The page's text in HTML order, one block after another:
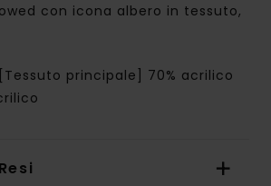
con icona albero in tessuto,
[Tessuto principale] 70% acrilico